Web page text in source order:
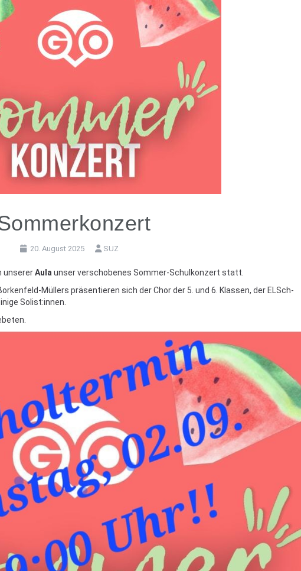
20. August 2025 SUZ
unsererAula unser verschobenes Sommer-Schulkonzert statt.
Müllers präsentieren sich der Chor der 5. und 6. Klassen, der ELSch-
Solist:innen.